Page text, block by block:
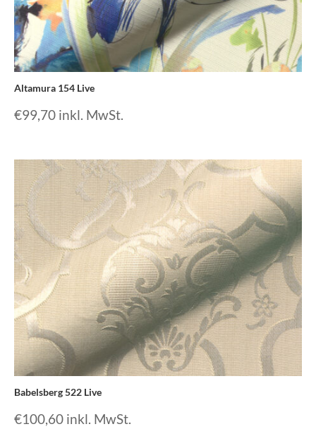
Altamura 154 Live
€99,70 inkl. MwSt.
Babelsberg 522 Live
€100,60 inkl. MwSt.